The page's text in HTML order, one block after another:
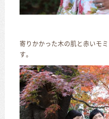
寄りかかった木の肌と赤いモ
す。